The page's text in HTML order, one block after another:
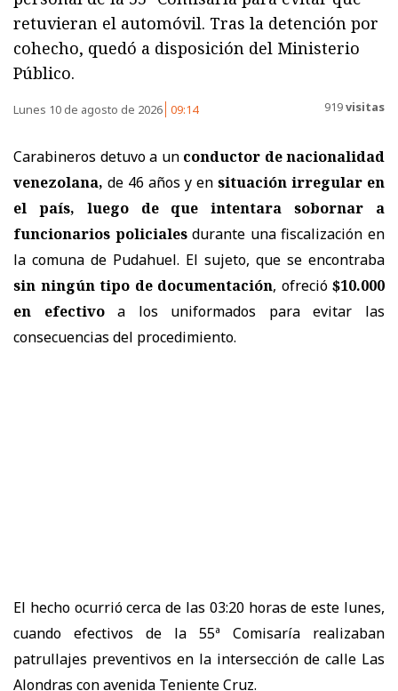
retuvieran el automóvil. Tras la detención por
cohecho, quedó a disposición del Ministerio
Público.
Lunes 10 de agosto de 2026 09:14 919visitas
Carabineros detuvo a unconductor de nacionalidad
venezolana, de 46 años y en situación irregular en
el país, luego de que intentara sobornar a
funcionarios policialesdurante una fiscalización en
la comuna de Pudahuel. El sujeto, que se encontraba
sin ningún tipo de documentación, ofreció $10.000
en efectivoa los uniformados para evitar las
consecuencias del procedimiento.
El hecho ocurrió cerca de las 03:20 horas de este lunes,
cuando efectivos de la 55ª Comisaría realizaban
patrullajes preventivos en la intersección de calle Las
Alondras con avenida Teniente Cruz.